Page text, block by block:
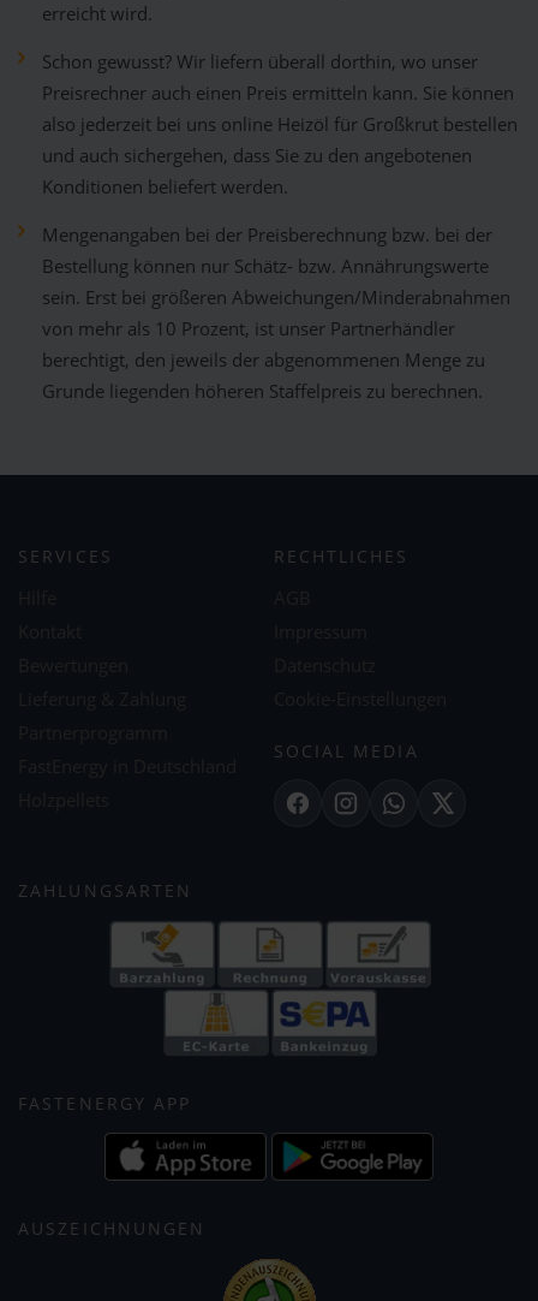
erreicht wird.
Schon gewusst? Wir liefern überall dorthin, wo unser
Preisrechner auch einen Preis ermitteln kann. Sie können
also jederzeit bei uns online Heizöl für Großkrut bestellen
und auch sichergehen, dass Sie zu den angebotenen
Konditionen beliefert werden.
Mengenangaben bei der Preisberechnung bzw. bei der
Bestellung können nur Schätz- bzw. Annährungswerte
sein. Erst bei größeren Abweichungen/Minderabnahmen
von mehr als 10 Prozent, ist unser Partnerhändler
berechtigt, den jeweils der abgenommenen Menge zu
Grunde liegenden höheren Staffelpreis zu berechnen.
SERVICES RECHTLICHES
SOCIAL MEDIA
FacebookInstagramWhatsApp
X
ZAHLUNGSARTEN
FASTENERGY APP
AUSZEICHNUNGEN